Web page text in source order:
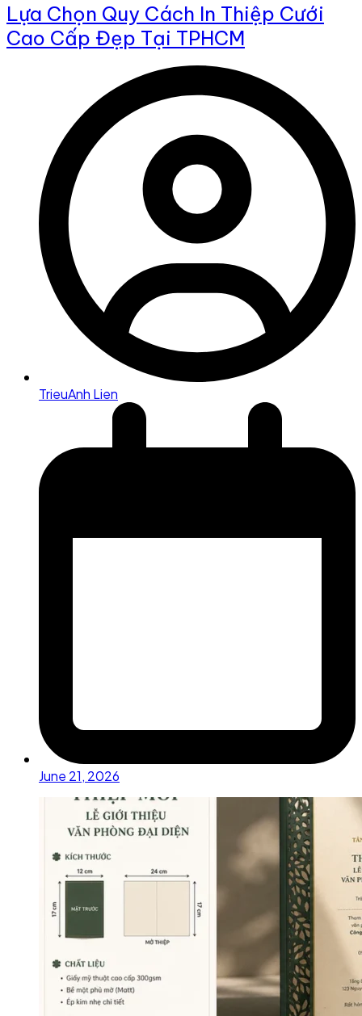
Lựa Chọn Quy Cách In Thiệp Cưới
Cao Cấp Đẹp Tại TPHCM
TrieuAnh Lien
June 21, 2026